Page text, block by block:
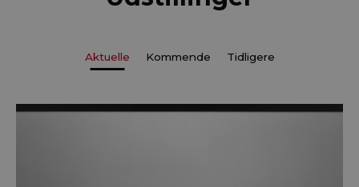
Aktuelle Kommende Tidligere